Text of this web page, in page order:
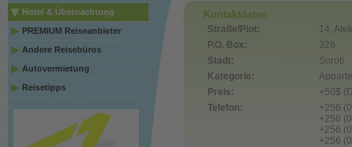
Hotel & Übernachtung
PREMIUM Reiseanbieter
Andere Reisebüros
Autovermietung
Reisetipps
Kontaktdaten
Straße/Plot:
14,
P.O. Box:
326
Stadt:
Soroti
Kategorie:
Preis:
<50$
Telefon:
+256
+256
+256
+256